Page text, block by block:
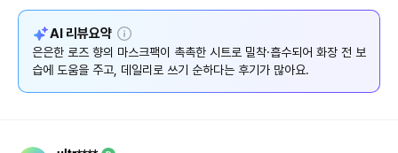
AI 리뷰요약 설
명
은은한 로즈 향의 마스크팩이 촉촉한 시트로 밀착·흡수되어 화장 전 보
습에 도움을 주고, 데일리로 쓰기 순하다는 후기가 많아요.